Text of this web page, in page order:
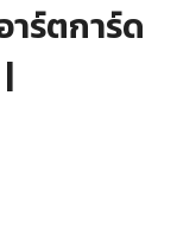
าร์ตการ์ด